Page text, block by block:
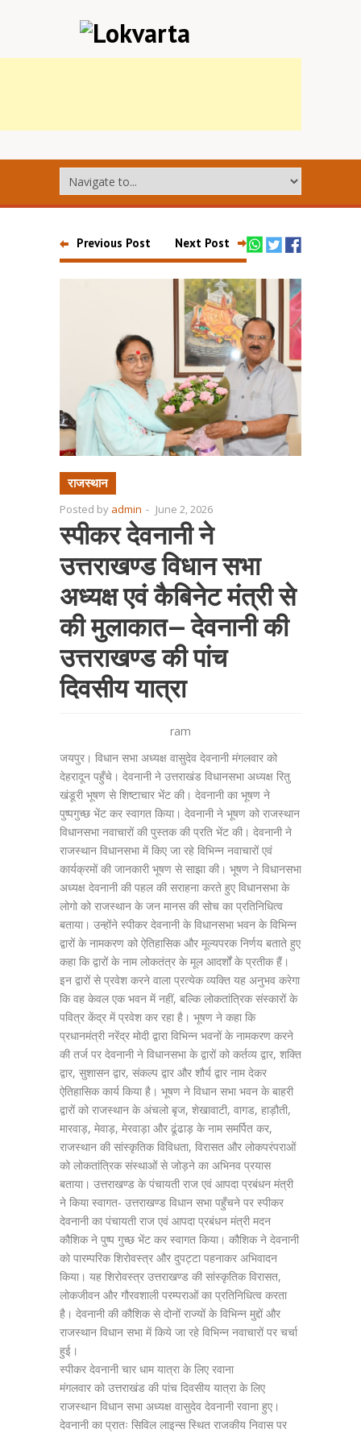
Previous Post Next Post
राजस्थान
Posted by admin - June 2, 2026
स्पीकर देवनानी ने
उत्तराखण्ड विधान सभा
अध्यक्ष एवं कैबिनेट मंत्री से
की मुलाकात— देवनानी की
उत्तराखण्ड की पांच
दिवसीय यात्रा
ram
जयपुर। विधान सभा अध्यक्ष वासुदेव देवनानी मंगलवार को
देहरादून पहुँचे। देवनानी ने उत्तराखंड विधानसभा अध्यक्ष रितु
खंडूरी भूषण से शिष्टाचार भेंट की। देवनानी का भूषण ने
पुष्पगुच्छ भेंट कर स्वागत किया। देवनानी ने भूषण को राजस्थान
विधानसभा नवाचारों की पुस्तक की प्रति भेंट की। देवनानी ने
राजस्थान विधानसभा में किए जा रहे विभिन्न नवाचारों एवं
कार्यक्रमों की जानकारी भूषण से साझा की। भूषण ने विधानसभा
अध्यक्ष देवनानी की पहल की सराहना करते हुए विधानसभा के
लोगो को राजस्थान के जन मानस की सोच का प्रतिनिधित्व
बताया। उन्होंने स्पीकर देवनानी के विधानसभा भवन के विभिन्न
द्वारों के नामकरण को ऐतिहासिक और मूल्यपरक निर्णय बताते हुए
कहा कि द्वारों के नाम लोकतंत्र के मूल आदर्शों के प्रतीक हैं।
इन द्वारों से प्रवेश करने वाला प्रत्येक व्यक्ति यह अनुभव करेगा
कि वह केवल एक भवन में नहीं, बल्कि लोकतांत्रिक संस्कारों के
पवित्र केंद्र में प्रवेश कर रहा है। भूषण ने कहा कि
प्रधानमंत्री नरेंद्र मोदी द्वारा विभिन्न भवनों के नामकरण करने
की तर्ज पर देवनानी ने विधानसभा के द्वारों को कर्तव्य द्वार, शक्ति
द्वार, सुशासन द्वार, संकल्प द्वार और शौर्य द्वार नाम देकर
ऐतिहासिक कार्य किया है। भूषण ने विधान सभा भवन के बाहरी
द्वारों को राजस्थान के अंचलो बृज, शेखावाटी, वागड, हाड़ौती,
मारवाड़, मेवाड़, मेरवाड़ा और ढूंढाड़ के नाम समर्पित कर,
राजस्थान की सांस्कृतिक विविधता, विरासत और लोकपरंपराओं
को लोकतांत्रिक संस्थाओं से जोड़ने का अभिनव प्रयास
बताया। उत्तराखण्ड के पंचायती राज एवं आपदा प्रबंधन मंत्री
ने किया स्वागत- उत्तराखण्ड विधान सभा पहुँचने पर स्पीकर
देवनानी का पंचायती राज एवं आपदा प्रबंधन मंत्री मदन
कौशिक ने पुष्प गुच्छ भेंट कर स्वागत किया। कौशिक ने देवनानी
को पारम्परिक शिरोवस्त्र और दुपट्टा पहनाकर अभिवादन
किया। यह शिरोवस्त्र उत्तराखण्ड की सांस्कृतिक विरासत,
लोकजीवन और गौरवशाली परम्पराओं का प्रतिनिधित्व करता
है। देवनानी की कौशिक से दोनों राज्यों के विभिन्न मुद्दों और
राजस्थान विधान सभा में किये जा रहे विभिन्न नवाचारों पर चर्चा
हुई।
स्पीकर देवनानी चार धाम यात्रा के लिए रवाना
मंगलवार को उत्तराखंड की पांच दिवसीय यात्रा के लिए
राजस्थान विधान सभा अध्यक्ष वासुदेव देवनानी रवाना हुए।
देवनानी का प्रातः सिविल लाइन्स स्थित राजकीय निवास पर